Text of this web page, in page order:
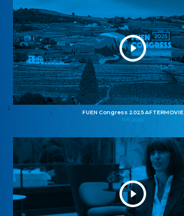
FUEN Congress 2025 AFTERMOVIE
11.11.2025